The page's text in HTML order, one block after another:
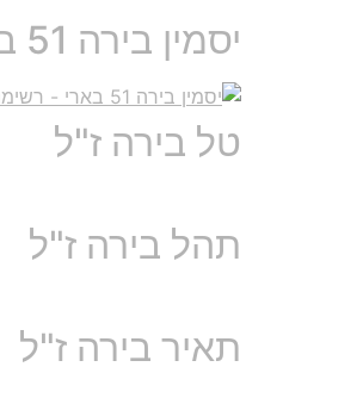
יסמין בירה 51 בארי
טל בירה ז"ל
תהל בירה ז"ל
תאיר בירה ז"ל